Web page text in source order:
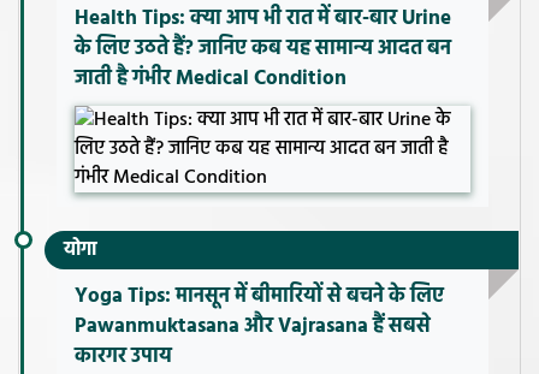
Health Tips: क्या आप भी रात में बार-बार Urine
के लिए उठते हैं? जानिए कब यह सामान्य आदत बन
जाती है गंभीर Medical Condition
योगा
Yoga Tips: मानसून में बीमारियों से बचने के लिए
Pawanmuktasana और Vajrasana हैं सबसे
कारगर उपाय